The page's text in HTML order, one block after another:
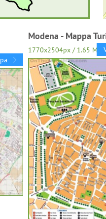
Modena - Mappa
1770x2504px / 1.65 Mb